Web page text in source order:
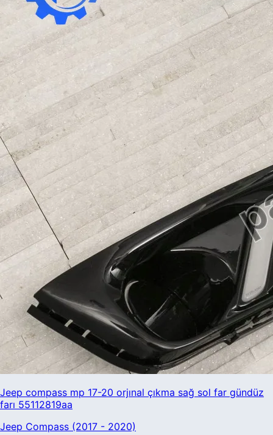
Jeep compass mp 17-20 orjınal çıkma sağ sol far gündüz
farı 55112819aa
Jeep Compass (2017 - 2020)